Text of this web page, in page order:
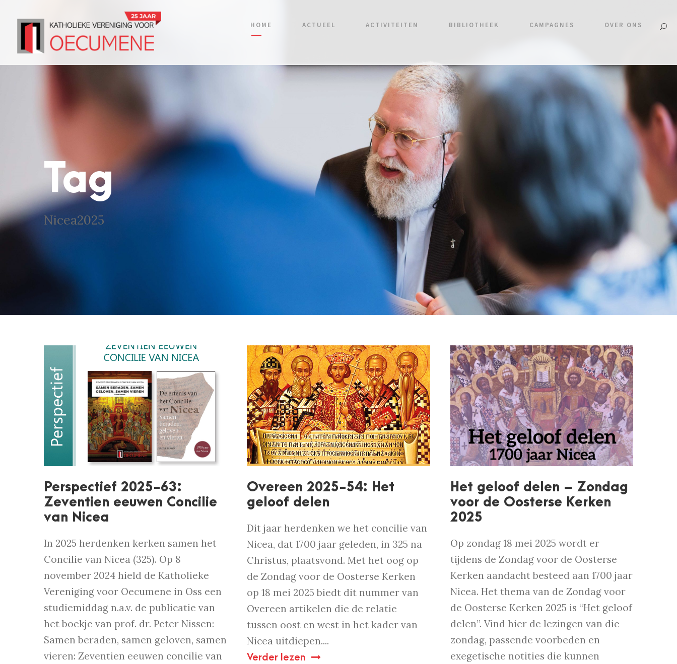
HOME ACTUEEL ACTIVITEITEN BIBLIOTHEEK CAMPAGNES OVER ONS
Tag
Nicea2025
Perspectief 2025-63:
Zeventien eeuwen Concilie
van Nicea
In 2025 herdenken kerken samen het
Concilie van Nicea (325). Op 8
november 2024 hield de Katholieke
Vereniging voor Oecumene in Oss een
studiemiddag n.a.v. de publicatie van
het boekje van prof. dr. Peter Nissen:
Samen beraden, samen geloven, samen
vieren: Zeventien eeuwen concilie van
Overeen 2025-54: Het
geloof delen
Dit jaar herdenken we het concilie van
Nicea, dat 1700 jaar geleden, in 325 na
Christus, plaatsvond. Met het oog op
de Zondag voor de Oosterse Kerken
op 18 mei 2025 biedt dit nummer van
Overeen artikelen die de relatie
tussen oost en west in het kader van
Nicea uitdiepen....
Verder lezen
Het geloof delen – Zondag
voor de Oosterse Kerken
2025
Op zondag 18 mei 2025 wordt er
tijdens de Zondag voor de Oosterse
Kerken aandacht besteed aan 1700 jaar
Nicea. Het thema van de Zondag voor
de Oosterse Kerken 2025 is “Het geloof
delen”. Vind hier de lezingen van die
zondag, passende voorbeden en
exegetische notities die kunnen